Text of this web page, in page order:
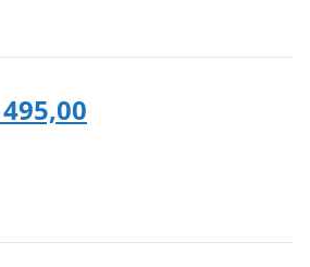
495,00
kr. 495,00.